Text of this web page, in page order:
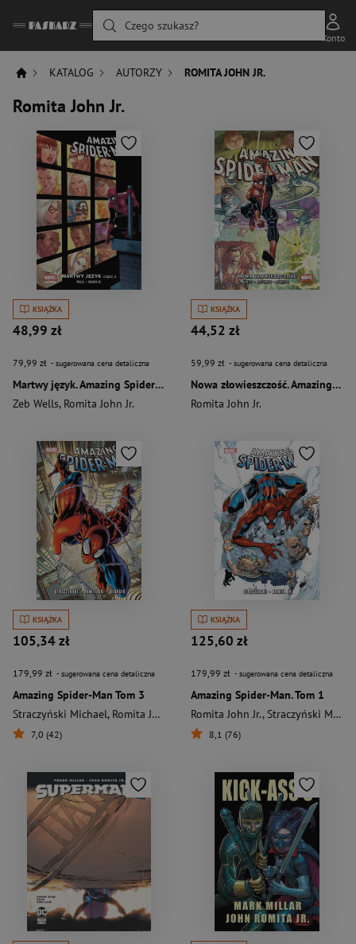
Czego szukasz?
Konto
KATALOG AUTORZY ROMITA JOHN JR.
Romita John Jr.
KSIĄŻKA
48,99 zł
79,99 zł - sugerowana cena detaliczna
Martwy język. Amazing Spider-Man. Tom 6. Część 2
Zeb Wells, Romita John Jr.
KSIĄŻKA
44,52 zł
59,99 zł - sugerowana cena detaliczna
Nowa złowieszczość. Amazing Spider-Man (Wells). Tom 2
Romita John Jr.
KSIĄŻKA
105,34 zł
179,99 zł - sugerowana cena detaliczna
Amazing Spider-Man Tom 3
Straczyński Michael, Romita John Jr.
7,0 (42)
KSIĄŻKA
125,60 zł
179,99 zł - sugerowana cena detaliczna
Amazing Spider-Man. Tom 1
Romita John Jr., Straczyński Michael
8,1 (76)